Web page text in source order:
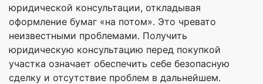
юридической консультации, откладывая
оформление бумаг «на потом». Это чревато
неизвестными проблемами. Получить
юридическую консультацию перед покупкой
участка означает обеспечить себе безопасную
сделку и отсутствие проблем в дальнейшем.